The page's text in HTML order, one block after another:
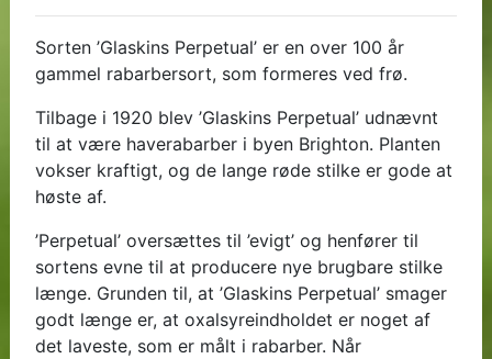
Sorten ’Glaskins Perpetual’ er en over 100 år
gammel rabarbersort, som formeres ved frø.
Tilbage i 1920 blev ’Glaskins Perpetual’ udnævnt
til at være haverabarber i byen Brighton. Planten
vokser kraftigt, og de lange røde stilke er gode at
høste af.
’Perpetual’ oversættes til ’evigt’ og henfører til
sortens evne til at producere nye brugbare stilke
længe. Grunden til, at ’Glaskins Perpetual’ smager
godt længe er, at oxalsyreindholdet er noget af
det laveste, som er målt i rabarber. Når